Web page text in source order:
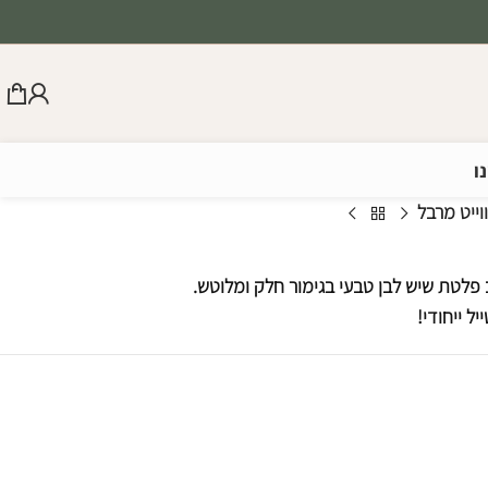
מרבל
פלטת שיש לבן טבעי בגימור חלק ומלוטש.
ייחודי!